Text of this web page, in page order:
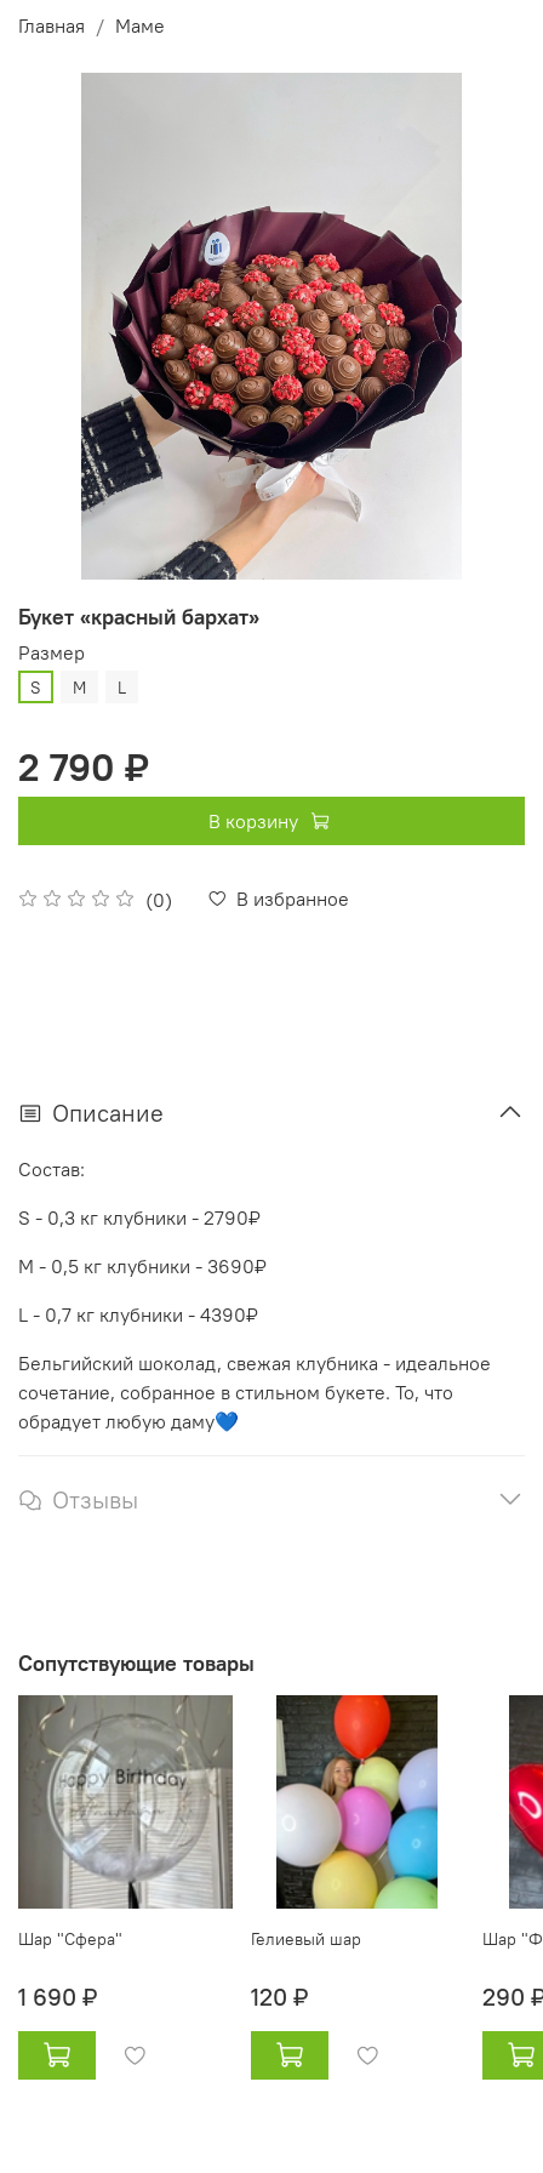
Главная Маме
Букет «красный бархат»
(0) В избранное
Размер
S M L
2 790 ₽
В корзину
Описание
Состав:
S - 0,3 кг клубники - 2790₽
M - 0,5 кг клубники - 3690₽
L - 0,7 кг клубники - 4390₽
Бельгийский шоколад, свежая клубника - идеальное
сочетание, собранное в стильном букете. То, что
обрадует любую даму💙
Отзывы
Сопутствующие товары
Шар "Сфера"
1 690 ₽
Гелиевый шар
120 ₽
Шар
290